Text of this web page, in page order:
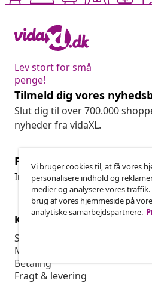
Lev stort for små
penge!
Tilmeld dig vores
Slut dig til over 700.000
nyheder fra vidaXL.
Fortryd køb
Indsend en anmodning om
Kundeservice
Spor din ordre
Min konto
Betaling
Fragt & levering
Vi bruger cookies til, at få vores
personalisere indhold og
medier og analysere vores
brug af vores hjemmeside på
analytiske samarbejdspartnere.